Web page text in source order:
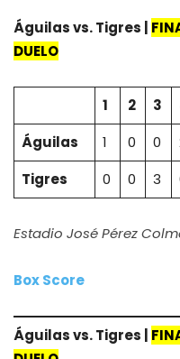
Águilas vs. Tigres |
DUELO
1 2 3
Águilas
1 0 0
Tigres
0 0 3
Estadio José Pérez
Box Score
Águilas vs. Tigres |